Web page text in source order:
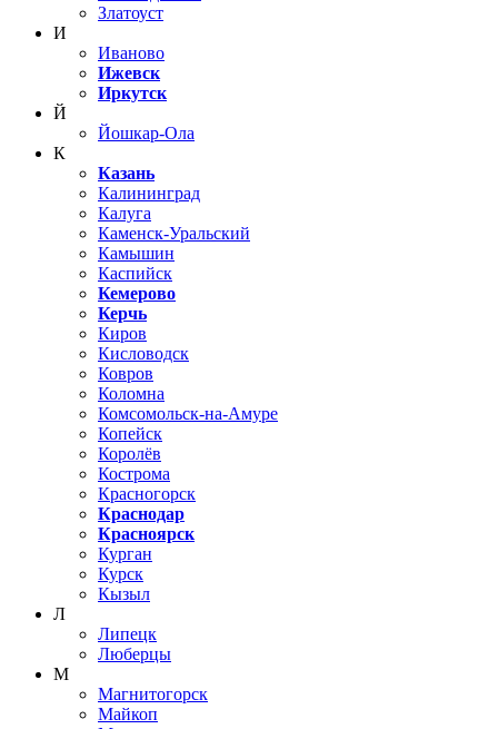
Златоуст
И
Иваново
Ижевск
Иркутск
Й
Йошкар-Ола
К
Казань
Калининград
Калуга
Каменск-Уральский
Камышин
Каспийск
Кемерово
Керчь
Киров
Кисловодск
Ковров
Коломна
Комсомольск-на-Амуре
Копейск
Королёв
Кострома
Красногорск
Краснодар
Красноярск
Курган
Курск
Кызыл
Л
Липецк
Люберцы
М
Магнитогорск
Майкоп